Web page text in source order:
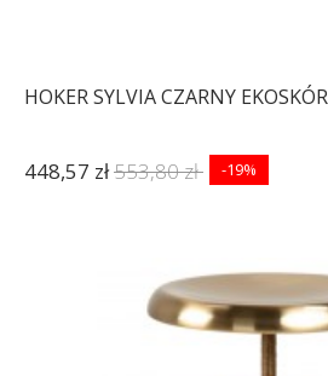
HOKER SYLVIA CZARNY
448,57 zł553,80 zł -19%